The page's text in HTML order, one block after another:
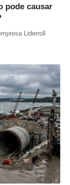
pode causar
Liderroll